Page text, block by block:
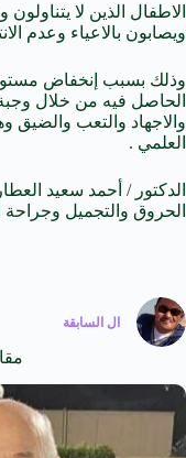
الاطفال الذين لا
ويصابون بالاعياء وعدم
وذلك بسبب إنخفاض
الحاصل فيه من خلال
والاجهاد والتعب والضيق
العلمي .
الدكتور / أحمد سعيد
الحروق والتجميل وجراحة
ال السابقة